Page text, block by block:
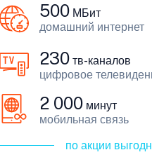
500 МБит
домашний интернет
230 тв-каналов
цифровое
2 000 минут
мобильная связь
по акции